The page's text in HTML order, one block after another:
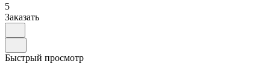
5
Заказать
Быстрый просмотр